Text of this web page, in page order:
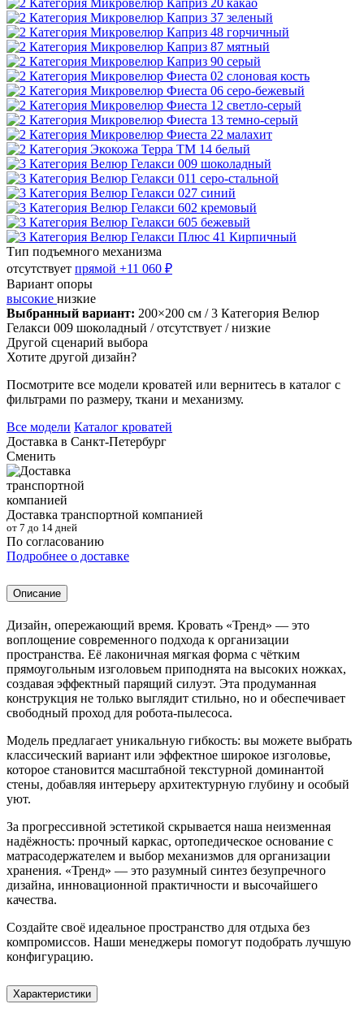
Тип подъемного механизма
отсутствует прямой +11 060 ₽
Вариант опоры
высокие низкие
Выбранный вариант: 200×200 см / 3 Категория Велюр
Гелакси 009 шоколадный / отсутствует / низкие
Другой сценарий выбора
Хотите другой дизайн?
Посмотрите все модели кроватей или вернитесь в каталог с
фильтрами по размеру, ткани и механизму.
Все модели Каталог кроватей
Доставка в Санкт-Петербург
Сменить
Доставка транспортной компанией
от 7 до 14 дней
По согласованию
Подробнее о доставке
Описание
Дизайн, опережающий время. Кровать «Тренд» — это
воплощение современного подхода к организации
пространства. Её лаконичная мягкая форма с чётким
прямоугольным изголовьем приподнята на высоких ножках,
создавая эффектный парящий силуэт. Эта продуманная
конструкция не только выглядит стильно, но и обеспечивает
свободный проход для робота-пылесоса.
Модель предлагает уникальную гибкость: вы можете выбрать
классический вариант или эффектное широкое изголовье,
которое становится масштабной текстурной доминантой
стены, добавляя интерьеру архитектурную глубину и особый
уют.
За прогрессивной эстетикой скрывается наша неизменная
надёжность: прочный каркас, ортопедическое основание с
матрасодержателем и выбор механизмов для организации
хранения. «Тренд» — это разумный синтез безупречного
дизайна, инновационной практичности и высочайшего
качества.
Создайте своё идеальное пространство для отдыха без
компромиссов. Наши менеджеры помогут подобрать лучшую
конфигурацию.
Характеристики